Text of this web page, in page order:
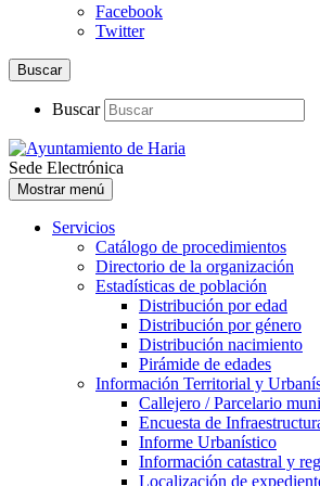
Facebook
Twitter
Buscar
Buscar
Sede Electrónica
Mostrar menú
Servicios
Catálogo de procedimientos
Directorio de la organización
Estadísticas de población
Distribución por edad
Distribución por género
Distribución nacimiento
Pirámide de edades
Información Territorial y
Callejero / Parcelario
Encuesta de
Informe Urbanístico
Información catastral y
Localización de